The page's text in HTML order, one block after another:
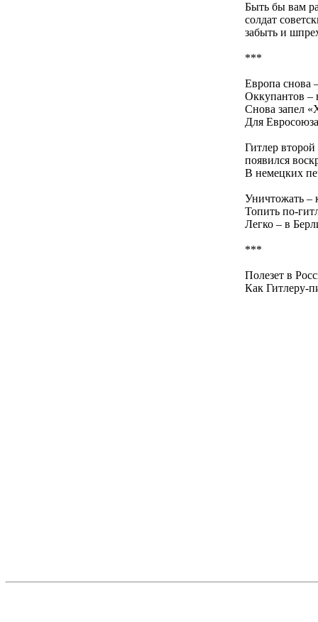
Быть бы вам
солдат
забыть и
***
Европа снова
Оккупантов –
Снова запел
Для
Гитлер
появился
В немецких
Уничтожать –
Топить по-
Легко – в
***
Полезет в
Как Гитлеру-